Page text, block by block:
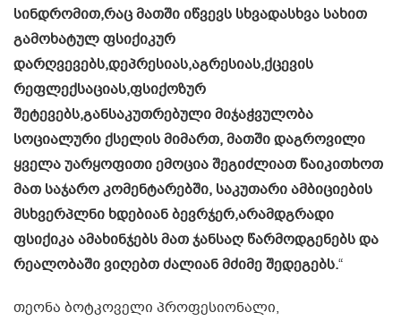
სინდრომით,რაც მათში იწვევს სხვადასხვა სახით
გამოხატულ ფსიქიკურ
დარღვევებს,დეპრესიას,აგრესიას,ქცევის
რეფლექსაციას,ფსიქოზურ
შეტევებს,განსაკუთრებული მიჯაჭვულობა
სოციალური ქსელის მიმართ, მათში დაგროვილი
ყველა უარყოფითი ემოცია შეგიძლიათ წაიკითხოთ
მათ საჯარო კომენტარებში, საკუთარი ამბიციების
მსხვერპლნი ხდებიან ბევრჯერ,არამდგრადი
ფსიქიკა ამახინჯებს მათ ჯანსაღ წარმოდგენებს და
რეალობაში ვიღებთ ძალიან მძიმე შედეგებს.“
თეონა ბოტკოველი პროფესიონალი,